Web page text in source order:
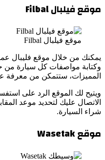
موقع فيلبالFilbal
موقع فيلبال Filbal
يمكنك من خلال موقع فليبال
وكتابة مواصفات كل سيارة من
المميزات، ستتمكن من معرفة
ويتيح لك الموقع الرد على
الاتصال عليك لتحديد موعد
شراء السيارة.
موقعWasetak